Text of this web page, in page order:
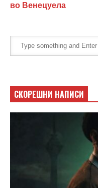
во Венецуела
СКОРЕШНИ НАПИСИ